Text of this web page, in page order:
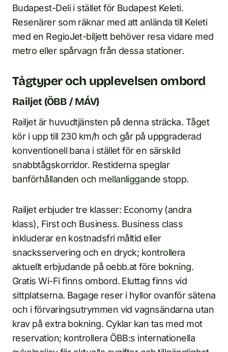
Budapest-Deli i stället för Budapest Keleti.
Resenärer som räknar med att anlända till Keleti
med en RegioJet-biljett behöver resa vidare med
metro eller spårvagn från dessa stationer.
Tågtyper och upplevelsen ombord
Railjet (ÖBB / MÁV)
Railjet är huvudtjänsten på denna sträcka. Tåget
kör i upp till 230 km/h och går på uppgraderad
konventionell bana i stället för en särskild
snabbtågskorridor. Restiderna speglar
banförhållanden och mellanliggande stopp.
Railjet erbjuder tre klasser: Economy (andra
klass), First och Business. Business class
inkluderar en kostnadsfri måltid eller
snacksservering och en dryck; kontrollera
aktuellt erbjudande på oebb.at före bokning.
Gratis Wi-Fi finns ombord. Eluttag finns vid
sittplatserna. Bagage reser i hyllor ovanför sätena
och i förvaringsutrymmen vid vagnsändarna utan
krav på extra bokning. Cyklar kan tas med mot
reservation; kontrollera ÖBB:s internationella